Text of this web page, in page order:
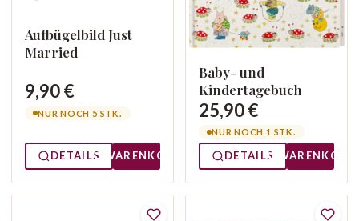
Aufbügelbild Just
Married
9,90 €
NUR NOCH 5 STK.
DETAILS WARENKORB
Baby- und
Kindertagebuch
25,90 €
NUR NOCH 1 STK.
DETAILS WARENKORB